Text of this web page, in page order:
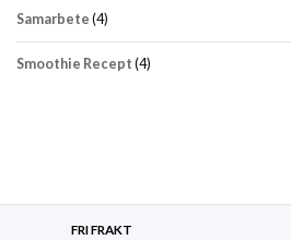
Samarbete (4)
Smoothie Recept (4)
FRI FRAKT